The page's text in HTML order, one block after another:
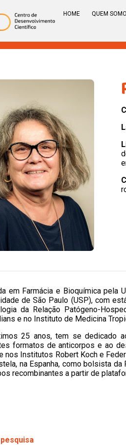
HOME QUEM
em Farmácia e Bioquímica pela
de São Paulo (USP), com
da Relação Patógeno-
e no Instituto de Medicina
25 anos, tem se dedicado
formatos de anticorpos e ao
nos Institutos Robert Koch e
na Espanha, como bolsista da
recombinantes a partir de